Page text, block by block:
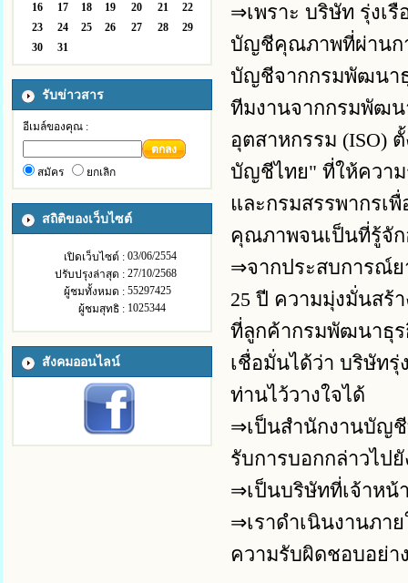
16
17 18 19 20 21
22
23
24 25 26 27 28
29
30
31
รับข่าวสาร
อีเมล์ของคุณ :
ตกลง
สมัคร
ยกเลิก
สถิติของเว็บไซต์
เปิดเว็บไซต์ : 03/06/2554
ปรับปรุงล่าสุด : 27/10/2568
ผู้ชมทั้งหมด : 55297425
ผู้ชมสุทธิ : 1025344
สังคมออนไลน์
วันศุกร์ที่
8:30 - 16:30
เงินสำหรับกิจก
CPD สำหรับ
⇒เพราะ บริษัท รุ่งเ
บัญชีคุณภาพที่ผ่านก
บัญชีจากกรมพัฒนาธุ
ทีมงานจากกรมพัฒน
อุตสาหกรรม (ISO)
บัญชีไทย" ที่ให้ควา
และกรมสรรพากรเ
คุณภาพจนเป็นที่รู้จัก
⇒จากประสบการณ์
25 ปี ความมุ่งมั่นสร้
ที่ลูกค้ากรมพัฒนาธุร
เชื่อมั่นได้ว่า บริษัท
ท่านไว้วางใจได้
⇒เป็นสำนักงานบัญชี
รับการบอกกล่าวไป
⇒เป็นบริษัทที่เจ้าหน้
⇒เราดำเนินงานภ
ความรับผิดชอบอย่า